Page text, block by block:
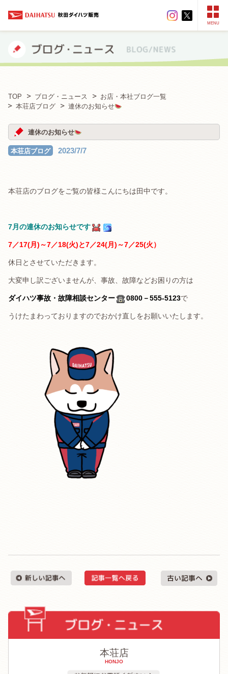
MENU
TOP ブログ・ニュース
お店・本社ブログ一覧
本荘店ブログ
連休のお知らせ
連休のお知らせ
本荘店ブログ 2023/7/7
本荘店のブログをご覧の皆様こんにちは田中です。
7月の連休のお知らせです
7／17(月)～7／18(火)と7／24(月)～7／25(火）
休日とさせていただきます。
大変申し訳ございませんが、事故、故障などお困りの方は
ダイハツ事故・故障相談センター 0800－555-5123で
うけたまわっておりますのでおかけ直しをお願いいたします。
本荘店
HONJO